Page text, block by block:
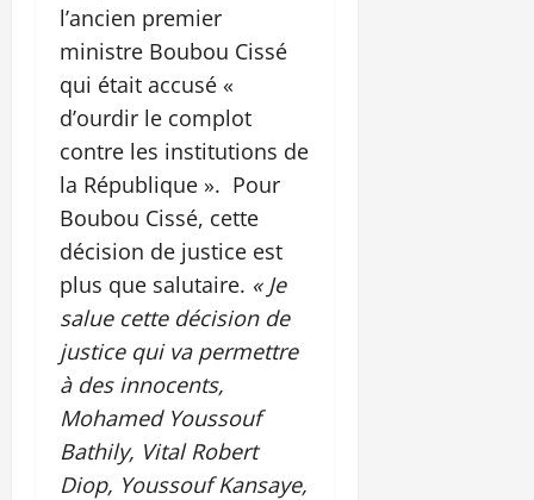
l’ancien premier
ministre Boubou Cissé
qui était accusé «
d’ourdir le complot
contre les institutions de
la République ». Pour
Boubou Cissé, cette
décision de justice est
plus que salutaire. « Je
salue cette décision de
justice qui va permettre
à des innocents,
Mohamed Youssouf
Bathily, Vital Robert
Diop, Youssouf Kansaye,